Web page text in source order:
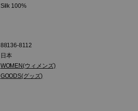
Silk 100%
88136-8112
日本
WOMEN(ウィメンズ)
GOODS(グッズ)